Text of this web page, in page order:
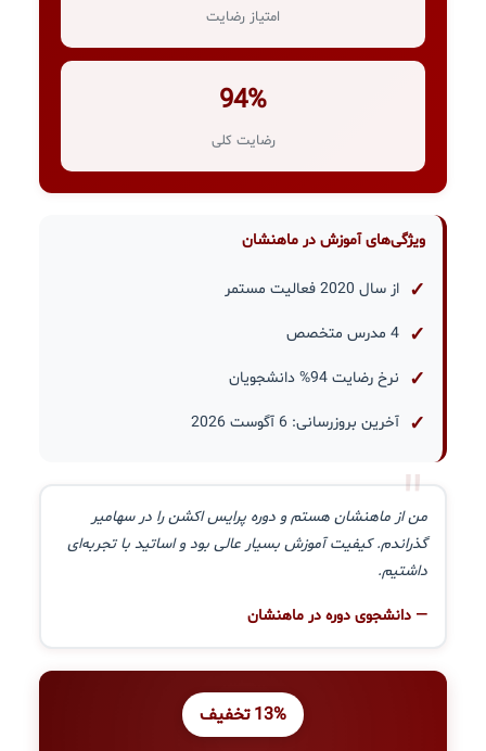
امتیاز رضایت
94%
رضایت کلی
ویژگی‌های آموزش در ماهنشان
از سال 2020 فعالیت مستمر
4 مدرس متخصص
نرخ رضایت 94% دانشجویان
آخرین بروزرسانی: 6 آگوست 2026
"
من از ماهنشان هستم و دوره پرایس اکشن را در سهامیر
گذراندم. کیفیت آموزش بسیار عالی بود و اساتید با تجربه‌ای
داشتیم.
— دانشجوی دوره در ماهنشان
13% تخفیف